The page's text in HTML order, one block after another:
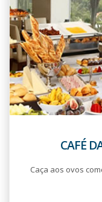
CAFÉ
Caça aos ovos